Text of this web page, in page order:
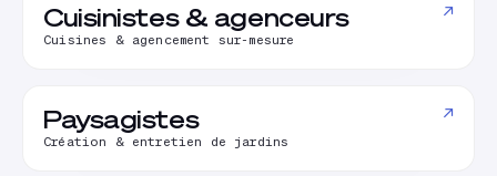
Cuisinistes & agenceurs
Cuisines & agencement sur-mesure
↗
Paysagistes
Création & entretien de jardins
↗